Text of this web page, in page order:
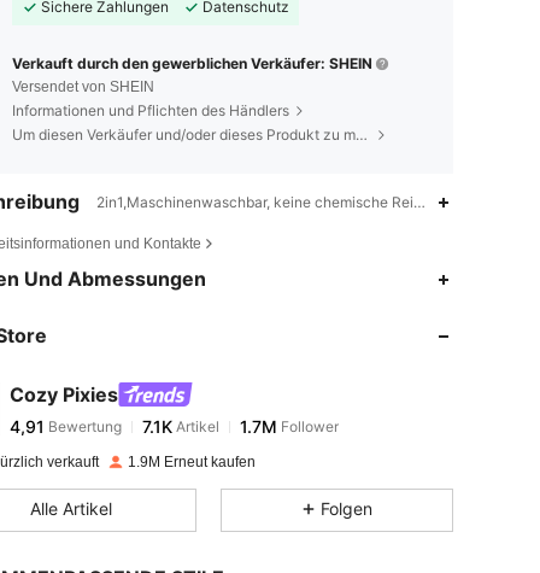
Sichere Zahlungen
Datenschutz
Verkauft durch den gewerblichen Verkäufer: SHEIN
Versendet von SHEIN
Informationen und Pflichten des Händlers
Um diesen Verkäufer und/oder dieses Produkt zu melden
2in1,Maschinenwaschbar, keine chemische Reinigung, wasche
und Kontakte
Und Abmessungen
Cozy Pixies
4,91
4,91 Bewertung 7.1KArtikel
4***7bezahltVor 1 Tag
verkauft 1.9M Erneut kaufen
Alle Artikel Folgen